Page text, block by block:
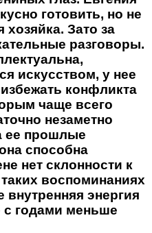
готовить, но не
Зато за
разговоры.
искусством, у нее
конфликта
чаще всего
незаметно
ее прошлые
способна
нет склонности к
воспоминаниях
энергия
с годами меньше